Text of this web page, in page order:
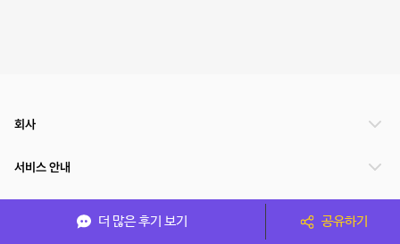
더 많은 후기 보기 공유하기
회사
서비스 안내